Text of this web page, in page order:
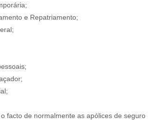
e Repatriamento;
facto de normalmente as apólices de seguro